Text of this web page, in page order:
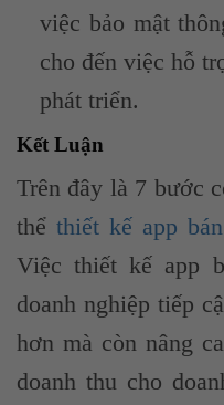
việc bảo mật
cho đến việc hỗ
phát triển.
Kết Luận
Trên đây là 7 bước
thể thiết kế app
Việc thiết kế app
doanh nghiệp tiếp
hơn mà còn nâng
doanh thu cho